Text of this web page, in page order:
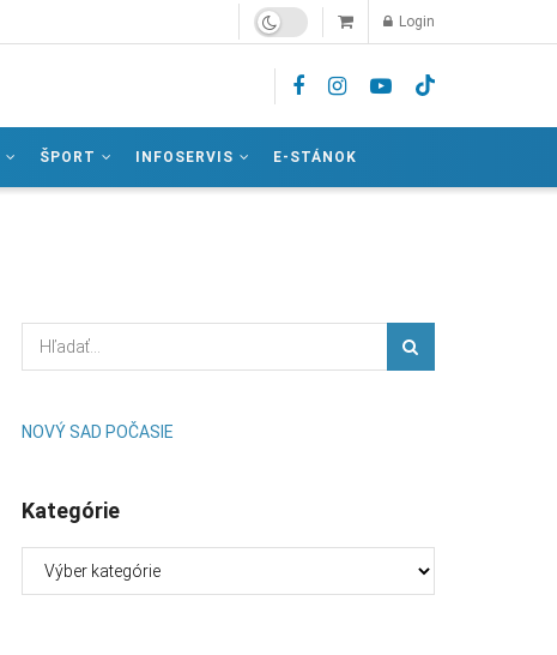
Login
ŠPORT INFOSERVIS E-STÁNOK
NOVÝ SAD POČASIE
Kategórie